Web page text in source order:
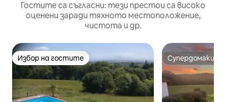
Гостите са съгласни: тези престои са високо
оценени заради тяхното местоположение,
чистота и др.
Избор на гостите
Избор на гостите Супердомакин
Супердомакин